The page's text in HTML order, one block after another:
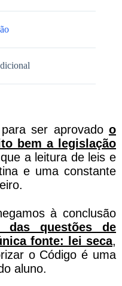
ser aprovado o
bem a legislação
a leitura de leis e
e uma constante
à conclusão
das questões de
fonte: lei seca,
o Código é uma
aluno.